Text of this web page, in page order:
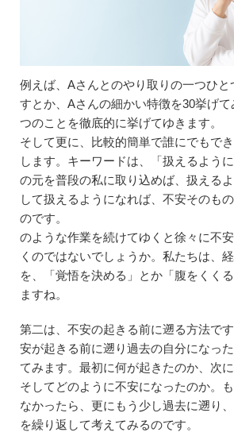
例えば、Aさんとのやり取りの一つひと
すとか、Aさんの細かい特徴を30挙げ
つのことを徹底的に挙げてゆきます。
そして更に、比較的簡単で誰にでもで
します。キーワードは、「扱えるよう
の元を普段の私に取り込めば、扱える
して扱えるようになれば、不安そのも
のです。
のような作業を続けてゆくと徐々に不
くのではないでしょうか。私たちは、
を、「覚悟を決める」とか「腹をくく
ますね。
第二は、不安の起きる前に遡る方法で
安が起きる前に遡り過去の自分になっ
てみます。最初に何が起きたのか、次に
そしてどのように不安になったのか。
なかったら、更にもう少し過去に遡り
を繰り返して考えてみるのです。